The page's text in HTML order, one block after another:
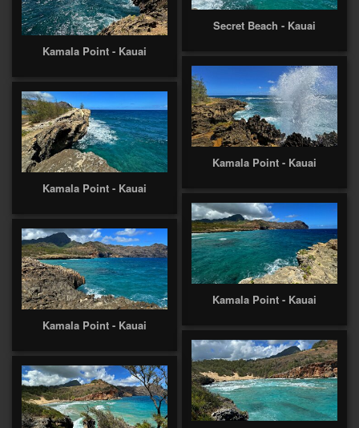
Secret Beach - Kauai
Kamala Point - Kauai
Kamala Point - Kauai
Kamala Point - Kauai
Kamala Point - Kauai
Kamala Point - Kauai